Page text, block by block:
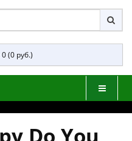
(0 руб.)